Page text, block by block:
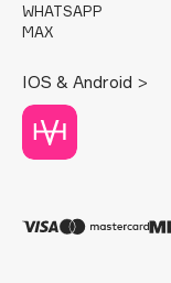
Davines
Dessange
Dior
Divage
Dorco
WHATSAPP
MAX
IOS & Android >